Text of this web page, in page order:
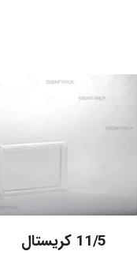
11/5 کریستال